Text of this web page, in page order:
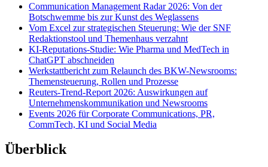
Communication Management Radar 2026: Von der
Botschwemme bis zur Kunst des Weglassens
Vom Excel zur strategischen Steuerung: Wie der SNF
Redaktionstool und Themenhaus verzahnt
KI-Reputations-Studie: Wie Pharma und MedTech in
ChatGPT abschneiden
Werkstattbericht zum Relaunch des BKW-Newsrooms:
Themensteuerung, Rollen und Prozesse
Reuters-Trend-Report 2026: Auswirkungen auf
Unternehmenskommunikation und Newsrooms
Events 2026 für Corporate Communications, PR,
CommTech, KI und Social Media
Überblick